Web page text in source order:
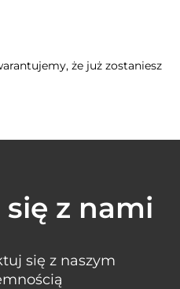
że już zostaniesz
z nami
się z naszym